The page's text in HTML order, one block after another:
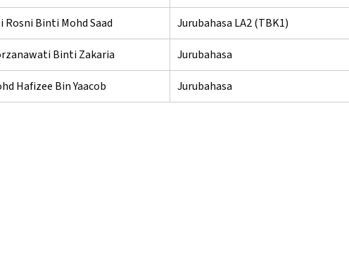
Rosni Binti Mohd Saad Jurubahasa LA2 (TBK1)
Binti Zakaria Jurubahasa
Hafizee Bin Yaacob Jurubahasa